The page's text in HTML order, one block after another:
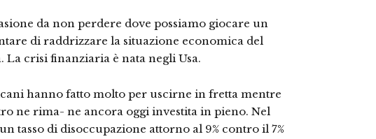
da non perdere dove possiamo giocare un
di raddrizzare la situazione economica del
La crisi finanziaria è nata negli Usa.
hanno fatto molto per uscirne in fretta mentre
ne rima- ne ancora oggi investita in pieno. Nel
tasso di disoccupazione attorno al 9% contro il 7%